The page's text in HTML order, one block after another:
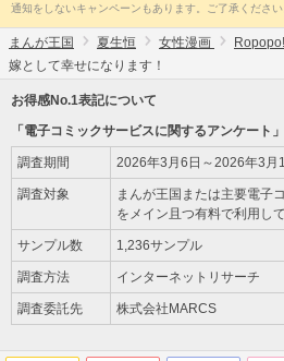
通知をしないキャンペーンもあります。ご了承ください
まんが王国 夏生恒 女性漫画 Ropopo!
嫁として幸せになります！
お得感No.1表記について
「電子コミックサービスに関するアンケート」
調査期間 2026年3月6日～2026年3月
調査対象
まんが王国または主要電子
をメイン且つ有料で利用し
サンプル数 1,236サンプル
調査方法 インターネットリサーチ
調査委託先 株式会社MARCS